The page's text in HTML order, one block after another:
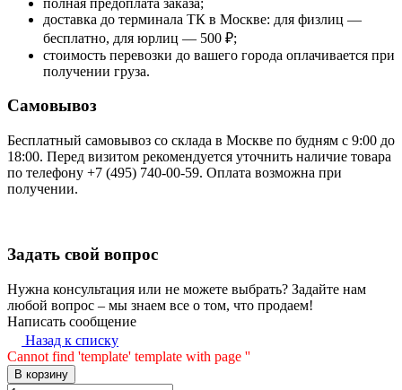
доставка до терминала ТК в Москве: для физлиц —
бесплатно, для юрлиц — 500 ₽;
стоимость перевозки до вашего города оплачивается при
получении груза.
Самовывоз
Бесплатный самовывоз со склада в Москве по будням с 9:00 до
18:00. Перед визитом рекомендуется уточнить наличие товара
по телефону +7 (495) 740-00-59. Оплата возможна при
получении.
Задать свой вопрос
Нужна консультация или не можете выбрать? Задайте нам
любой вопрос – мы знаем все о том, что продаем!
Написать сообщение
Назад к списку
Cannot find 'template' template with page ''
В корзину